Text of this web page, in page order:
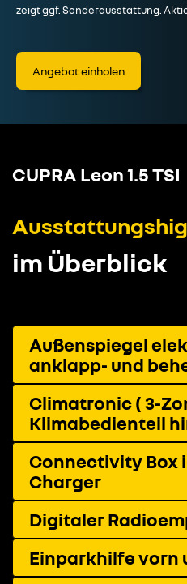
zeigt ggf. Sonderausstattung.
Angebot einholen
CUPRA Leon 1.5 TSI
im Überblick
Außenspiegel
anklapp- und
Climatronic ( 3-
Klimabedienteil
Connectivity Box
Charger
Digitaler
Einparkhilfe vorn